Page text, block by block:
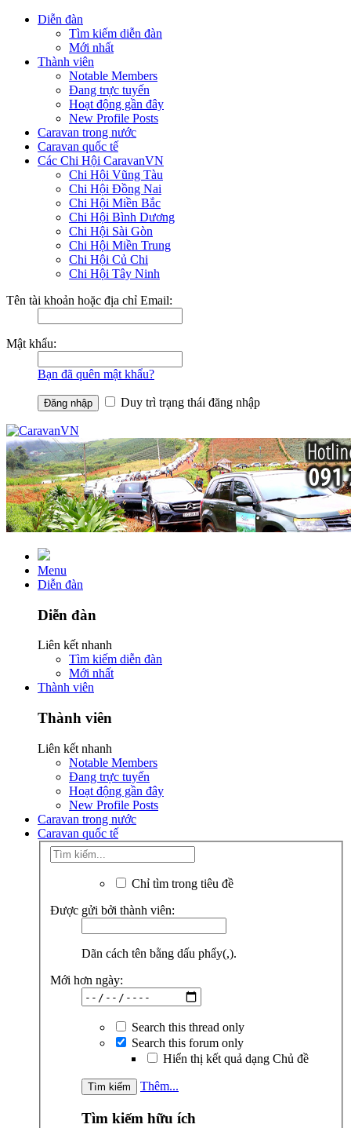
Diễn đàn
Tìm kiếm diễn đàn
Mới nhất
Thành viên
Notable Members
Đang trực tuyến
Hoạt động gần đây
New Profile Posts
Caravan trong nước
Caravan quốc tế
Các Chi Hội CaravanVN
Chi Hội Vũng Tàu
Chi Hội Đồng Nai
Chi Hội Miền Bắc
Chi Hội Bình Dương
Chi Hội Sài Gòn
Chi Hội Miền Trung
Chi Hội Củ Chi
Chi Hội Tây Ninh
Tên tài khoản hoặc địa chỉ Email:
Mật khẩu:
Bạn đã quên mật khẩu?
Duy trì trạng thái đăng nhập
Menu
Diễn đàn
Diễn đàn
Liên kết nhanh
Tìm kiếm diễn đàn
Mới nhất
Thành viên
Thành viên
Liên kết nhanh
Notable Members
Đang trực tuyến
Hoạt động gần đây
New Profile Posts
Caravan trong nước
Caravan quốc tế
Chỉ tìm trong tiêu đề
Được gửi bởi thành viên:
Dãn cách tên bằng dấu phẩy(,).
Mới hơn ngày:
Search this thread only
Search this forum only
Hiển thị kết quả dạng Chủ đề
Thêm...
Tìm kiếm hữu ích